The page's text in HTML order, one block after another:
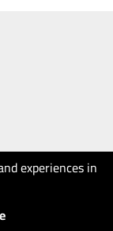
experiences in